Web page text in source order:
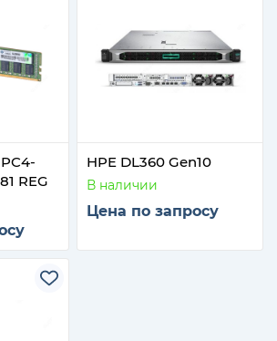
REG
HPE DL360 Gen10
В наличии
Цена по запросу